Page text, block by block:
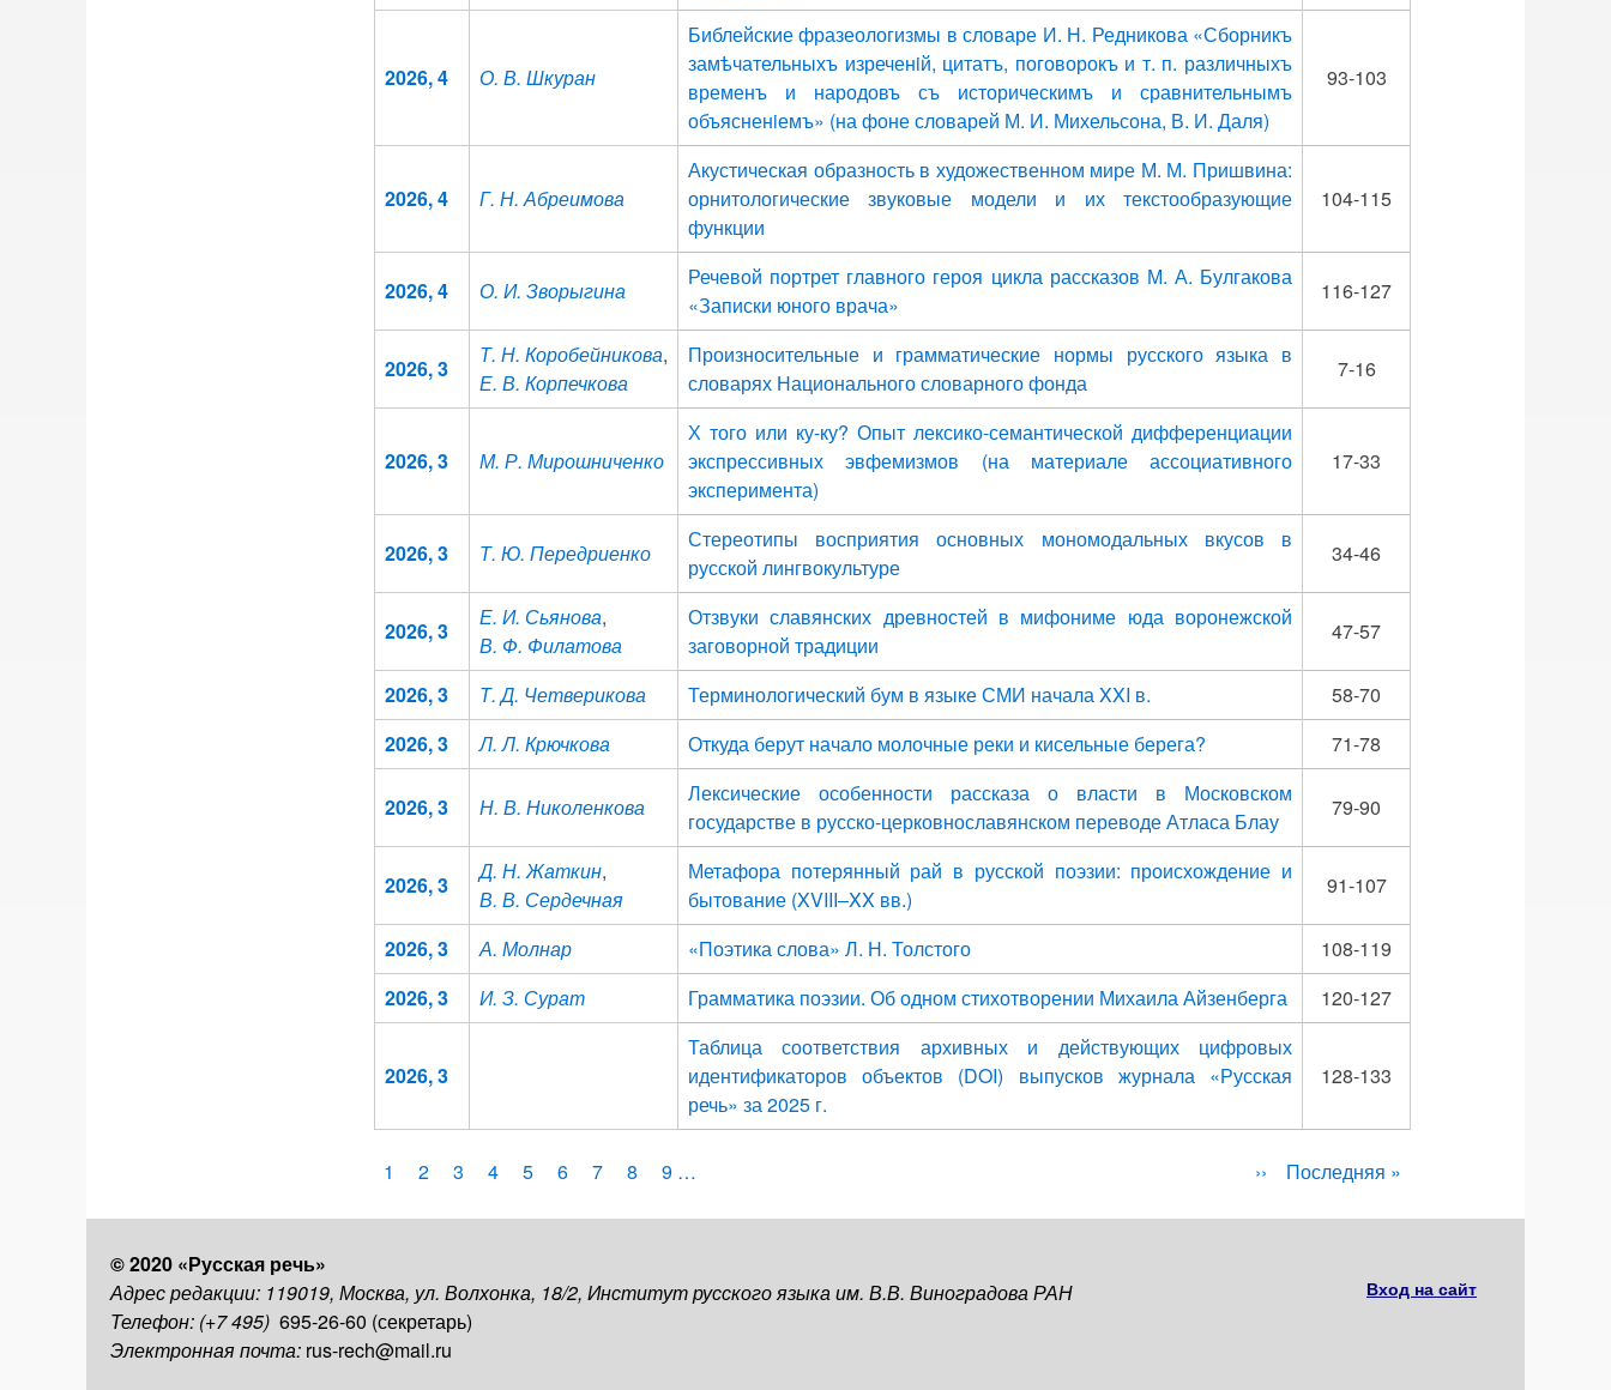
2026, 4 О. В. Шкуран
Библейские фразеологизмы в словаре И. Н. Редникова «Сборникъ
замѣчательныхъ изреченiй, цитатъ, поговорокъ и т. п. различныхъ
временъ и народовъ съ историческимъ и сравнительнымъ
объясненiемъ» (на фоне словарей М. И. Михельсона, В. И. Даля)
93-103
2026, 4 Г. Н. Абреимова
Акустическая образность в художественном мире М. М. Пришвина:
орнитологические звуковые модели и их текстообразующие
функции
104-115
2026, 4 О. И. Зворыгина
Речевой портрет главного героя цикла рассказов М. А. Булгакова
«Записки юного врача»
116-127
2026, 3
Т. Н. Коробейникова,
Е. В. Корпечкова
Произносительные и грамматические нормы русского языка в
словарях Национального словарного фонда
7-16
2026, 3 М. Р. Мирошниченко
Х того или ку-ку? Опыт лексико-семантической дифференциации
экспрессивных эвфемизмов (на материале ассоциативного
эксперимента)
17-33
2026, 3 Т. Ю. Передриенко
Стереотипы восприятия основных мономодальных вкусов в
русской лингвокультуре
34-46
2026, 3
Е. И. Сьянова,
В. Ф. Филатова
Отзвуки славянских древностей в мифониме юда воронежской
заговорной традиции
47-57
2026, 3 Т. Д. Четверикова Терминологический бум в языке СМИ начала XXI в.
58-70
2026, 3
Л. Л. Крючкова Откуда берут начало молочные реки и кисельные берега? 71-78
2026, 3 Н. В. Николенкова
Лексические особенности рассказа о власти в Московском
государстве в русско-церковнославянском переводе Атласа Блау
79-90
2026, 3
Д. Н. Жаткин,
В. В. Сердечная
Метафора потерянный рай в русской поэзии: происхождение и
бытование (XVIII–XX вв.)
91-107
2026, 3 А. Молнар «Поэтика слова» Л. Н. Толстого
108-119
2026, 3
И. З. Сурат Грамматика поэзии. Об одном стихотворении Михаила Айзенберга 120-127
2026, 3
Таблица соответствия архивных и действующих цифровых
идентификаторов объектов (DOI) выпусков журнала «Русская
речь» за 2025 г.
128-133
Нумерация
страниц
Текущая
1 Page
2 Page
3 Page
4 Page
5 Page
6 Page
7 Page
8 Page
9 …
Следующая
››
Последняя
Последняя »
© 2020 «Русская речь»
Адрес редакции: 119019, Москва, ул. Волхонка, 18/2, Институт русского языка им. В.В. Виноградова РАН
Телефон: (+7 495) 695-26-60 (секретарь)
Электронная почта: rus-rech@mail.ru
Вход на сайт